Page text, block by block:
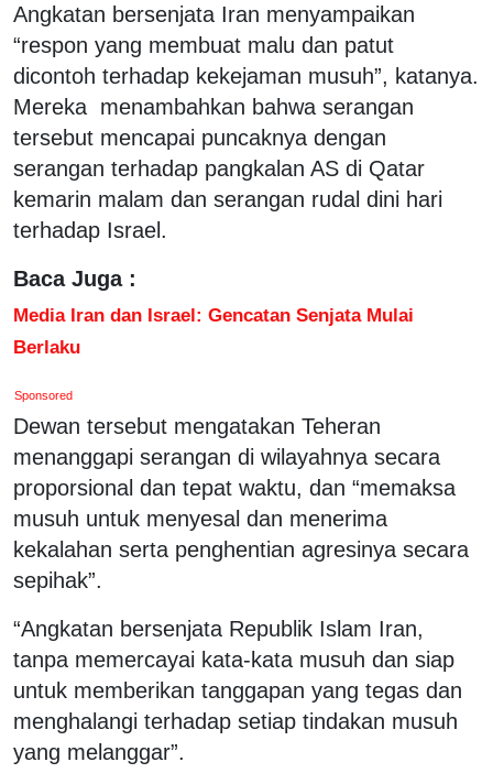
Angkatan bersenjata Iran menyampaikan
“respon yang membuat malu dan patut
dicontoh terhadap kekejaman musuh”, katanya.
Mereka menambahkan bahwa serangan
tersebut mencapai puncaknya dengan
serangan terhadap pangkalan AS di Qatar
kemarin malam dan serangan rudal dini hari
terhadap Israel.
Baca Juga :
Media Iran dan Israel: Gencatan Senjata Mulai
Berlaku
Sponsored
Dewan tersebut mengatakan Teheran
menanggapi serangan di wilayahnya secara
proporsional dan tepat waktu, dan “memaksa
musuh untuk menyesal dan menerima
kekalahan serta penghentian agresinya secara
sepihak”.
“Angkatan bersenjata Republik Islam Iran,
tanpa memercayai kata-kata musuh dan siap
untuk memberikan tanggapan yang tegas dan
menghalangi terhadap setiap tindakan musuh
yang melanggar”.